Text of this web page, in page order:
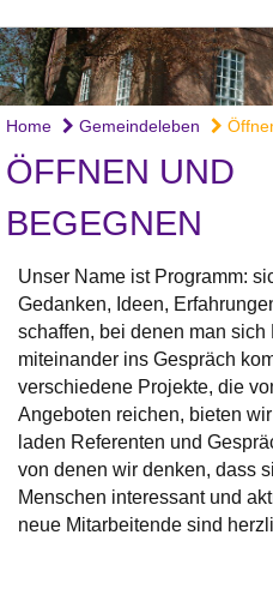
Home Gemeindeleben
ÖFFNEN UND
BEGEGNEN
Unser Name ist Programm:
Gedanken, Ideen,
schaffen, bei denen man sich
miteinander ins Gespräch
verschiedene Projekte, die
Angeboten reichen, bieten
laden Referenten und
von denen wir denken, dass
Menschen interessant und
neue Mitarbeitende sind